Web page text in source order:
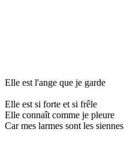
Elle est l'ange que je garde
Elle est si forte et si frêle
Elle connaît comme je pleure
Car mes larmes sont les siennes